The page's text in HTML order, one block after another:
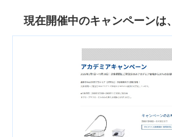
現在開催中のキャンペーンは、